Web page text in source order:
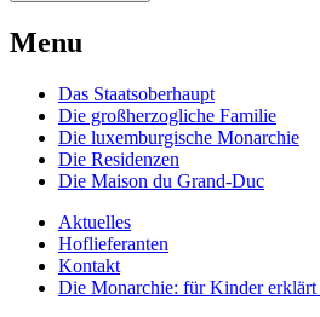
Menu
Das Staatsoberhaupt
Die großherzogliche Familie
Die luxemburgische Monarchie
Die Residenzen
Die Maison du Grand-Duc
Aktuelles
Hoflieferanten
Kontakt
Die Monarchie: für Kinder erklärt